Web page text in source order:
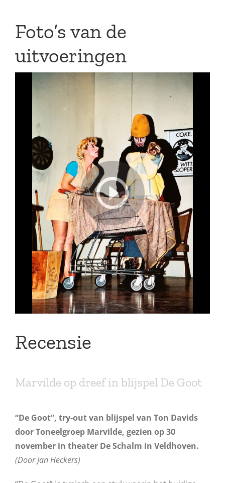
Foto’s van de
uitvoeringen
Recensie
Marvilde op dreef in blijspel De Goot
“De Goot”, try-out van blijspel van Ton Davids
door Toneelgroep Marvilde, gezien op 30
november in theater De Schalm in Veldhoven.
(Door Jan Heckers)